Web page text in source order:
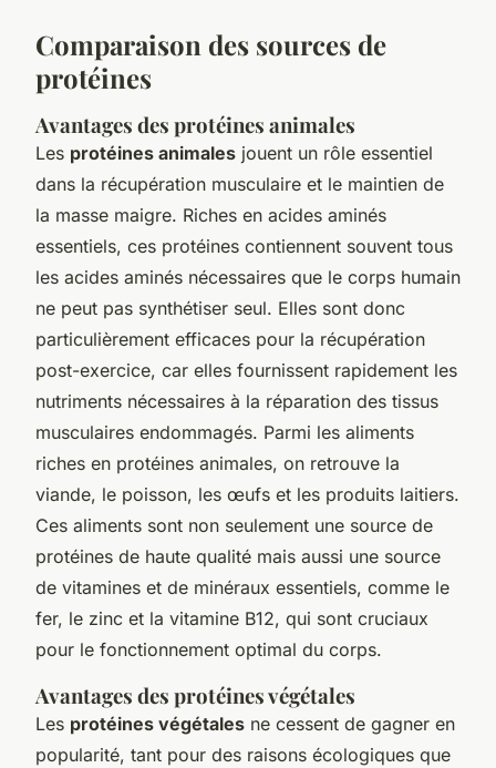
Comparaison des sources de
protéines
Avantages des protéines animales
Les protéines animales jouent un rôle essentiel
dans la récupération musculaire et le maintien de
la masse maigre. Riches en acides aminés
essentiels, ces protéines contiennent souvent tous
les acides aminés nécessaires que le corps humain
ne peut pas synthétiser seul. Elles sont donc
particulièrement efficaces pour la récupération
post-exercice, car elles fournissent rapidement les
nutriments nécessaires à la réparation des tissus
musculaires endommagés. Parmi les aliments
riches en protéines animales, on retrouve la
viande, le poisson, les œufs et les produits laitiers.
Ces aliments sont non seulement une source de
protéines de haute qualité mais aussi une source
de vitamines et de minéraux essentiels, comme le
fer, le zinc et la vitamine B12, qui sont cruciaux
pour le fonctionnement optimal du corps.
Avantages des protéines végétales
Les protéines végétales ne cessent de gagner en
popularité, tant pour des raisons écologiques que